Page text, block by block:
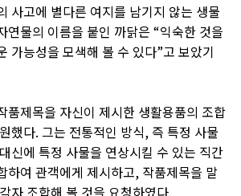
사고에 별다른 여지를 남기지 않는 생물
연물의 이름을 붙인 까닭은 “익숙한 것을
가능성을 모색해 볼 수 있다”고 보았기
품제목을 자신이 제시한 생활용품의 조합
했다. 그는 전통적인 방식, 즉 특정 사물
신에 특정 사물을 연상시킬 수 있는 직간
하여 관객에게 제시하고, 작품제목을 말
자 조합해 볼 것을 요청하였다.